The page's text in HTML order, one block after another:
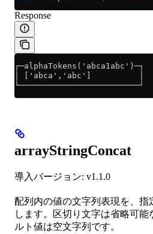
Response
┌─alphaTokens('abca1abc')─┐
│ ['abca','abc']          │
└─────────────────────────┘
arrayStringConcat
導入バージョン: v1.1.0
配列内の値の文字列表現を、指
します。区切り文字は省略可能
ルト値は空文字列です。